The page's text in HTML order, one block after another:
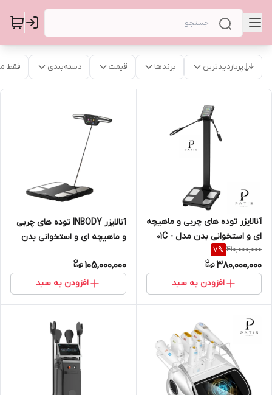
پربازدیدترین برندها قیمت دسته‌بندی فقط
آنالایزر توده های چربی و ماهیچه
ای و استخوانی بدن مدل 01C -
WIFI+BLT
410,000,000
7%
380,000,000
افزودن به سبد
آنالایزر INBODY توده های چربی
و ماهیچه ای و استخوانی بدن
105,000,000
افزودن به سبد